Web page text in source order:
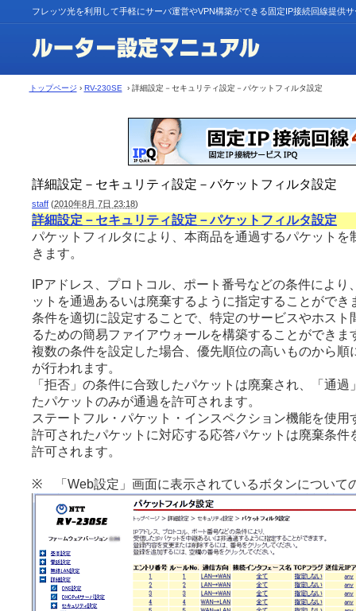
フレッツ光を利用して手軽にサーバ運営やVPN構築ができる固定IP接続回線提供
トップページ › RV-230SE › 詳細設定－セキュリティ設定－パケットフィルタ設定
詳細設定－セキュリティ設定－パケットフィルタ設定
staff (2010年8月 7日 23:18)
詳細設定－セキュリティ設定－パケットフィルタ設定
パケットフィルタにより、本商品を通過するパケットを
きます。
IPアドレス、プロトコル、ポート番号などの条件により
ットを通過あるいは廃棄するように指定することができ
条件を適切に設定することで、特定のサービスやホスト
るための簡易ファイアウォールを構築することができま
複数の条件を設定した場合、優先順位の高いものから順
が行われます。
「拒否」の条件に合致したパケットは廃棄され、「通過
たパケットのみが通過を許可されます。
ステートフル・パケット・インスペクション機能を使用
許可されたパケットに対応する応答パケットは廃棄条件
許可されます。
※ 「Web設定」画面に表示されているボタンについて